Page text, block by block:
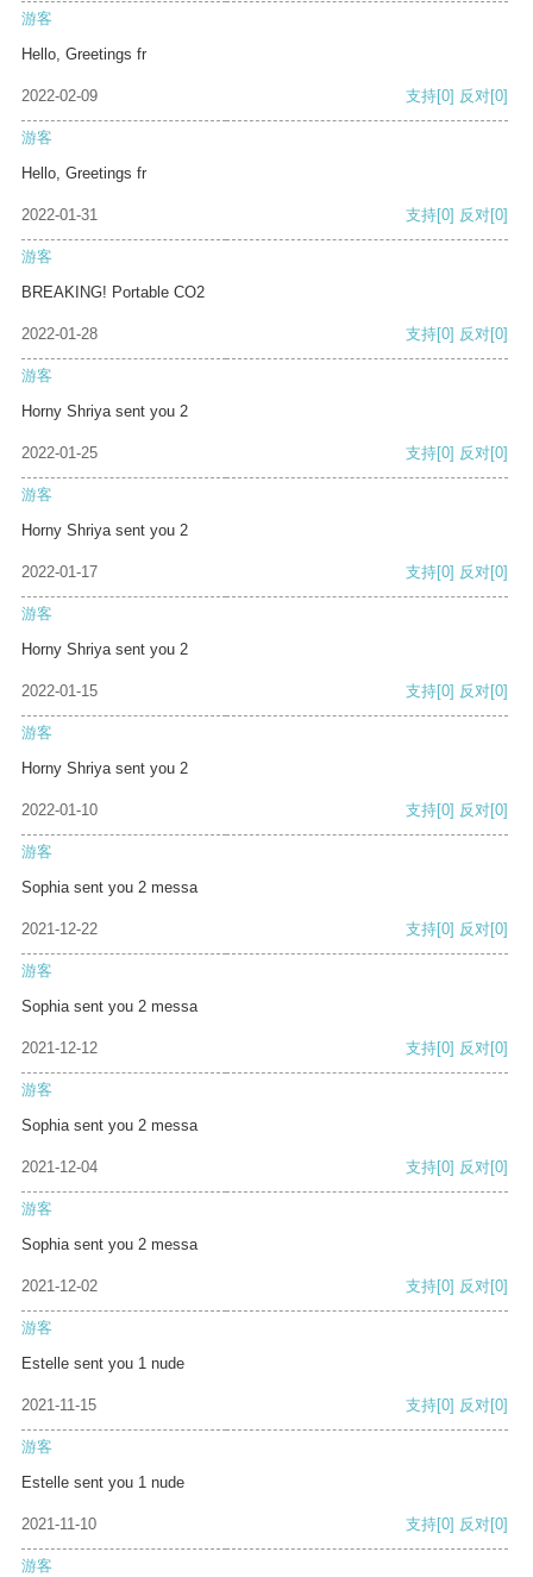
游客
Hello, Greetings fr
2022-02-09 支持[0] 反对[0]
游客
Hello, Greetings fr
2022-01-31 支持[0] 反对[0]
游客
BREAKING! Portable CO2
2022-01-28 支持[0] 反对[0]
游客
Horny Shriya sent you 2
2022-01-25 支持[0] 反对[0]
游客
Horny Shriya sent you 2
2022-01-17 支持[0] 反对[0]
游客
Horny Shriya sent you 2
2022-01-15 支持[0] 反对[0]
游客
Horny Shriya sent you 2
2022-01-10 支持[0] 反对[0]
游客
Sophia sent you 2 messa
2021-12-22 支持[0] 反对[0]
游客
Sophia sent you 2 messa
2021-12-12 支持[0] 反对[0]
游客
Sophia sent you 2 messa
2021-12-04 支持[0] 反对[0]
游客
Sophia sent you 2 messa
2021-12-02 支持[0] 反对[0]
游客
Estelle sent you 1 nude
2021-11-15 支持[0] 反对[0]
游客
Estelle sent you 1 nude
2021-11-10 支持[0] 反对[0]
游客